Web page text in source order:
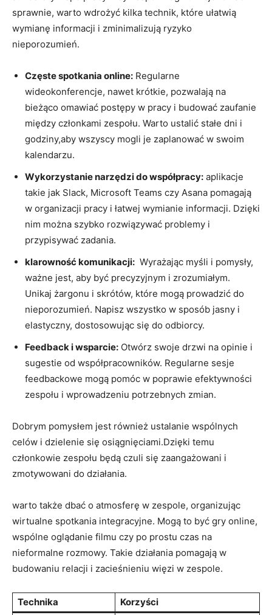
sprawnie,⁤ warto wdrożyć⁤ kilka technik, które⁣ ułatwią
wymianę informacji i zminimalizują ryzyko
nieporozumień.
Częste‌ spotkania online: ⁢Regularne‌
wideokonferencje, nawet krótkie, pozwalają na
bieżąco ⁢omawiać postępy⁢ w pracy i budować zaufanie
między członkami zespołu. Warto ustalić stałe dni i
godziny,aby wszyscy mogli ⁣je zaplanować w swoim
kalendarzu.
Wykorzystanie narzędzi do współpracy: aplikacje
takie ⁢jak Slack, Microsoft Teams czy ‍Asana pomagają
w organizacji⁤ pracy⁤ i łatwej wymianie informacji. Dzięki
nim ⁣można szybko rozwiązywać⁤ problemy i
przypisywać zadania.
klarowność komunikacji: ‌ Wyrażając ⁢myśli i pomysły,
‍ważne jest, aby⁤ być precyzyjnym i zrozumiałym.
Unikaj żargonu i ⁤skrótów, które⁢ mogą prowadzić do
nieporozumień. Napisz wszystko w sposób ⁢jasny i
elastyczny,⁤ dostosowując się ⁢do odbiorcy.
Feedback i wsparcie: Otwórz‌ swoje drzwi​ na ⁣opinie‍ i
sugestie od współpracowników. Regularne sesje
feedbackowe mogą pomóc w poprawie efektywności
zespołu i wprowadzeniu potrzebnych zmian.
Dobrym‌ pomysłem jest również ustalanie wspólnych
celów i⁢ dzielenie się osiągnięciami.Dzięki temu
członkowie zespołu będą czuli się zaangażowani ‍i
zmotywowani ⁤do działania.
warto także dbać o atmosferę w zespole, organizując
wirtualne spotkania integracyjne. ​Mogą to być gry online,
wspólne ‍oglądanie filmu czy po prostu czas na
nieformalne rozmowy. Takie działania pomagają w
budowaniu relacji⁣ i zacieśnieniu‌ więzi w zespole.
Technika
Korzyści